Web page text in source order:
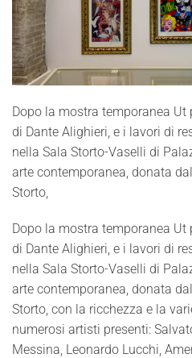
Dopo la mostra temporanea Ut
di Dante Alighieri, e i lavori di
nella Sala Storto-Vaselli di
arte contemporanea, donata
Storto,
Dopo la mostra temporanea Ut
di Dante Alighieri, e i lavori di
nella Sala Storto-Vaselli di
arte contemporanea, donata
Storto, con la ricchezza e la
numerosi artisti presenti:
Messina, Leonardo Lucchi,